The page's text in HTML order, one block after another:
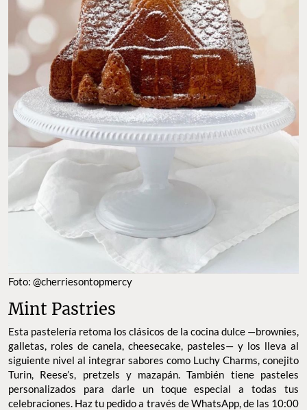
Foto: @cherriesontopmercy
Mint Pastries
Esta pastelería retoma los clásicos de la cocina dulce —brownies,
galletas, roles de canela, cheesecake, pasteles— y los lleva al
siguiente nivel al integrar sabores como Luchy Charms, conejito
Turin, Reese’s, pretzels y mazapán. También tiene pasteles
personalizados para darle un toque especial a todas tus
celebraciones. Haz tu pedido a través de WhatsApp, de las 10:00